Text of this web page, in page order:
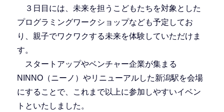
３日目には、未来を担うこどもたちを対象とした
プログラミングワークショップなども予定してお
り、親子でワクワクする未来を体験していただけま
す。
スタートアップやベンチャー企業が集まる
NINNO（ニーノ）やリニューアルした新潟駅を会場
にすることで、これまで以上に参加しやすいイベン
トといたしました。